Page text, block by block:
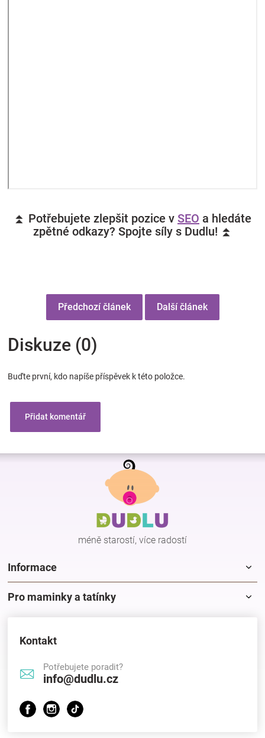
⏫ Potřebujete zlepšit pozice v SEO a hledáte
zpětné odkazy? Spojte síly s Dudlu! ⏫
Předchozí článek Další článek
Diskuze (0)
Buďte první, kdo napíše příspěvek k této položce.
Přidat komentář
Z
méně starostí, více radostí
Informace
Pro maminky a tatínky
Kontakt
Potřebujete poradit?
info@dudlu.cz